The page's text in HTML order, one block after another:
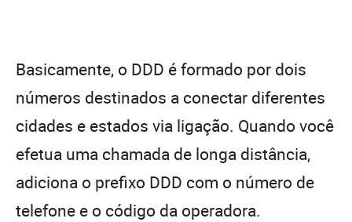
Basicamente, o DDD é formado por dois
números destinados a conectar diferentes
cidades e estados via ligação. Quando você
efetua uma chamada de longa distância,
adiciona o prefixo DDD com o número de
telefone e o código da operadora.